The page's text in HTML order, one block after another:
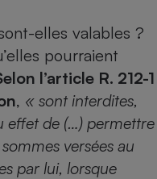
elles valables ?
pourraient
l’article R. 212-1
, « sont interdites,
effet de (…) permettre
versées au
par lui, lorsque
Plaque de cuisson à
induction
Téléphone mobile -
Climatiseur -
Ventilateur